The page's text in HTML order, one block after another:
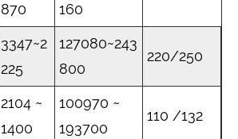
870
160
3347~2
225
127080~243
800
220/250
2104 ~
1400
100970 ~
193700
110 /132